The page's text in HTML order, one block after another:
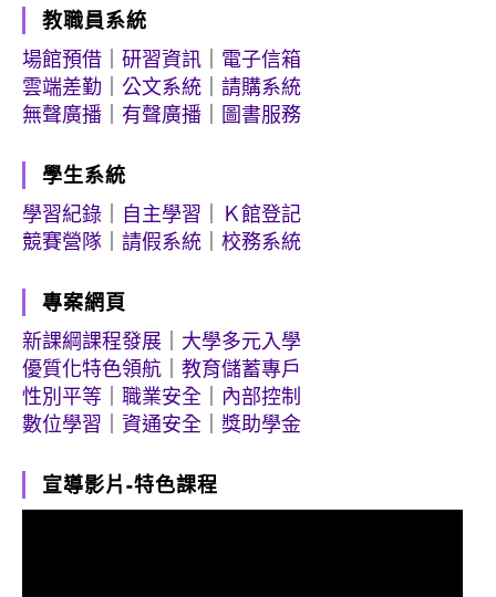
教職員系統
場館預借
研習資訊
電子信箱
雲端差勤
公文系統
請購系統
無聲廣播
有聲廣播 圖書服務
學生系統
學習紀錄
自主學習
Ｋ館登記
競賽營隊
請假系統 校務系統
專案網頁
新課綱課程發展
大學多元入學
優質化特色領航
教育儲蓄專戶
性別平等
職業安全
內部控制
數位學習
資通安全 獎助學金
宣導影片-特色課程